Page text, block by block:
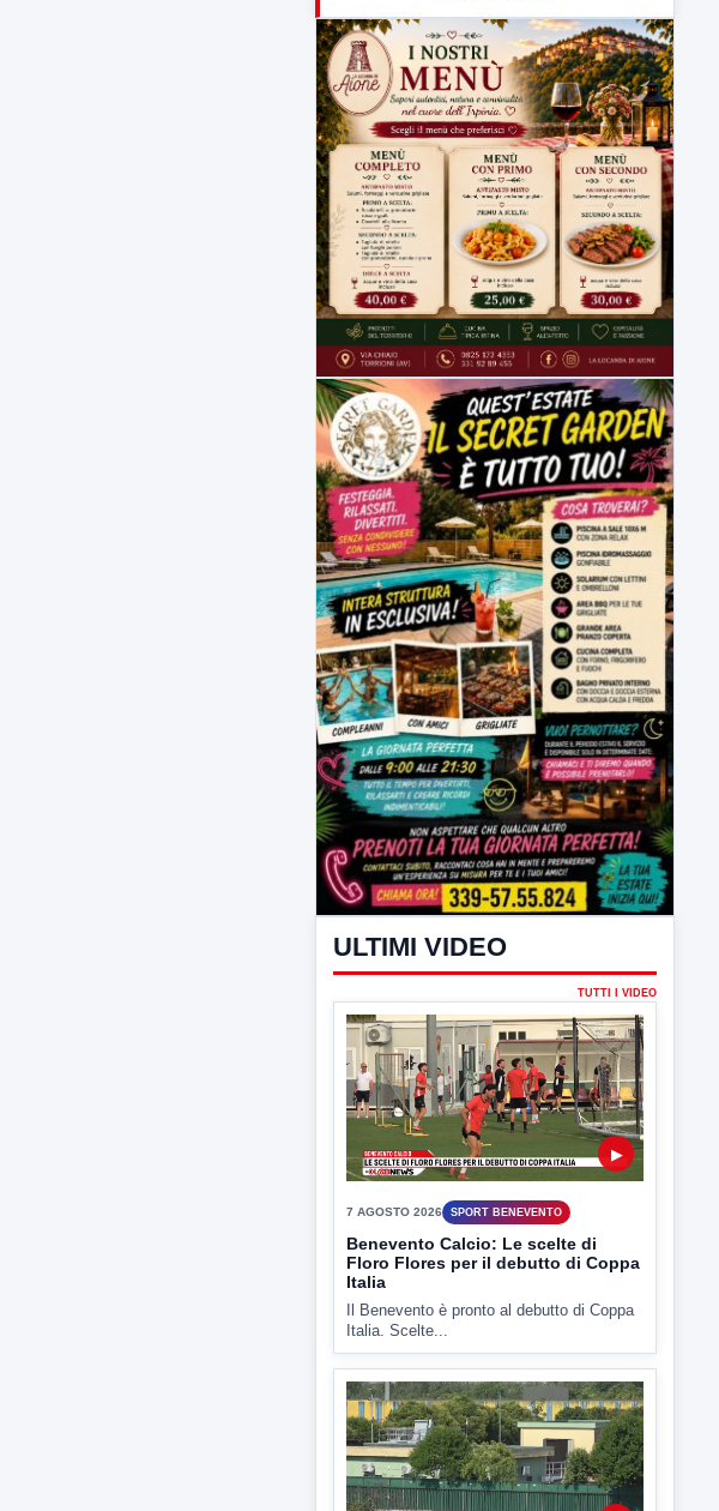
23:00 LabNews (replica)
ULTIMI VIDEO
TUTTI I VIDEO
▶
7 AGOSTO 2026 SPORT BENEVENTO
Benevento Calcio: Le scelte di
Floro Flores per il debutto di Coppa
Il Benevento è pronto al debutto di Coppa
Italia. Scelte...
▶
7 AGOSTO 2026 ATTUALITÀ